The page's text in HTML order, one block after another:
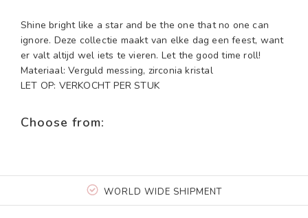
Shine bright like a star and be the one that no one can
ignore. Deze collectie maakt van elke dag een feest, want
er valt altijd wel iets te vieren. Let the good time roll!
Materiaal: Verguld messing, zirconia kristal
LET OP: VERKOCHT PER STUK
Choose from:
WORLD WIDE SHIPMENT